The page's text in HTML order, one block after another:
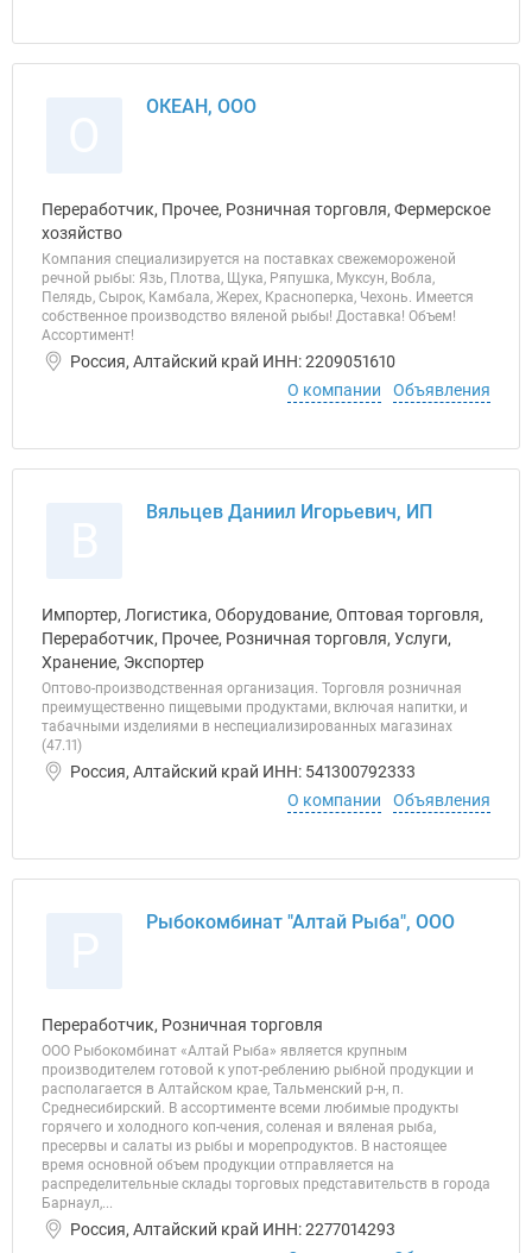
ОКЕАН, ООО
Переработчик, Прочее, Розничная торговля, Фермерское
хозяйство
Компания специализируется на поставках свежемороженой
речной рыбы: Язь, Плотва, Щука, Ряпушка, Муксун, Вобла,
Пелядь, Сырок, Камбала, Жерех, Красноперка, Чехонь. Имеется
собственное производство вяленой рыбы! Доставка! Объем!
Ассортимент!
Россия, Алтайский край ИНН: 2209051610
О компании
Объявления
Вяльцев Даниил Игорьевич, ИП
Импортер, Логистика, Оборудование, Оптовая торговля,
Переработчик, Прочее, Розничная торговля, Услуги,
Хранение, Экспортер
Оптово-производственная организация. Торговля розничная
преимущественно пищевыми продуктами, включая напитки, и
табачными изделиями в неспециализированных магазинах
(47.11)
Россия, Алтайский край ИНН: 541300792333
О компании
Объявления
Рыбокомбинат "Алтай Рыба", ООО
Переработчик, Розничная торговля
ООО Рыбокомбинат «Алтай Рыба» является крупным
производителем готовой к упот-реблению рыбной продукции и
располагается в Алтайском крае, Тальменский р-н, п.
Среднесибирский. В ассортименте всеми любимые продукты
горячего и холодного коп-чения, соленая и вяленая рыба,
пресервы и салаты из рыбы и морепродуктов. В настоящее
время основной объем продукции отправляется на
распределительные склады торговых представительств в города
Барнаул,...
Россия, Алтайский край ИНН: 2277014293